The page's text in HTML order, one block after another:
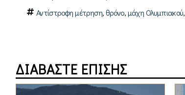
Αντίστροφη μέτρηση,θρόνο,μάχη Ολυμπιακού,
ΔΙΑΒΑΣΤΕ ΕΠΙΣΗΣ